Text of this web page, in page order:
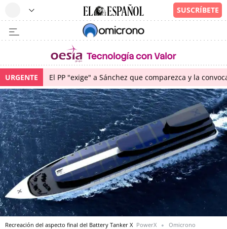
URGENTE El PP "exige" a Sánchez que comparezca y la
Recreación del aspecto final del Battery Tanker X PowerX Omicrono